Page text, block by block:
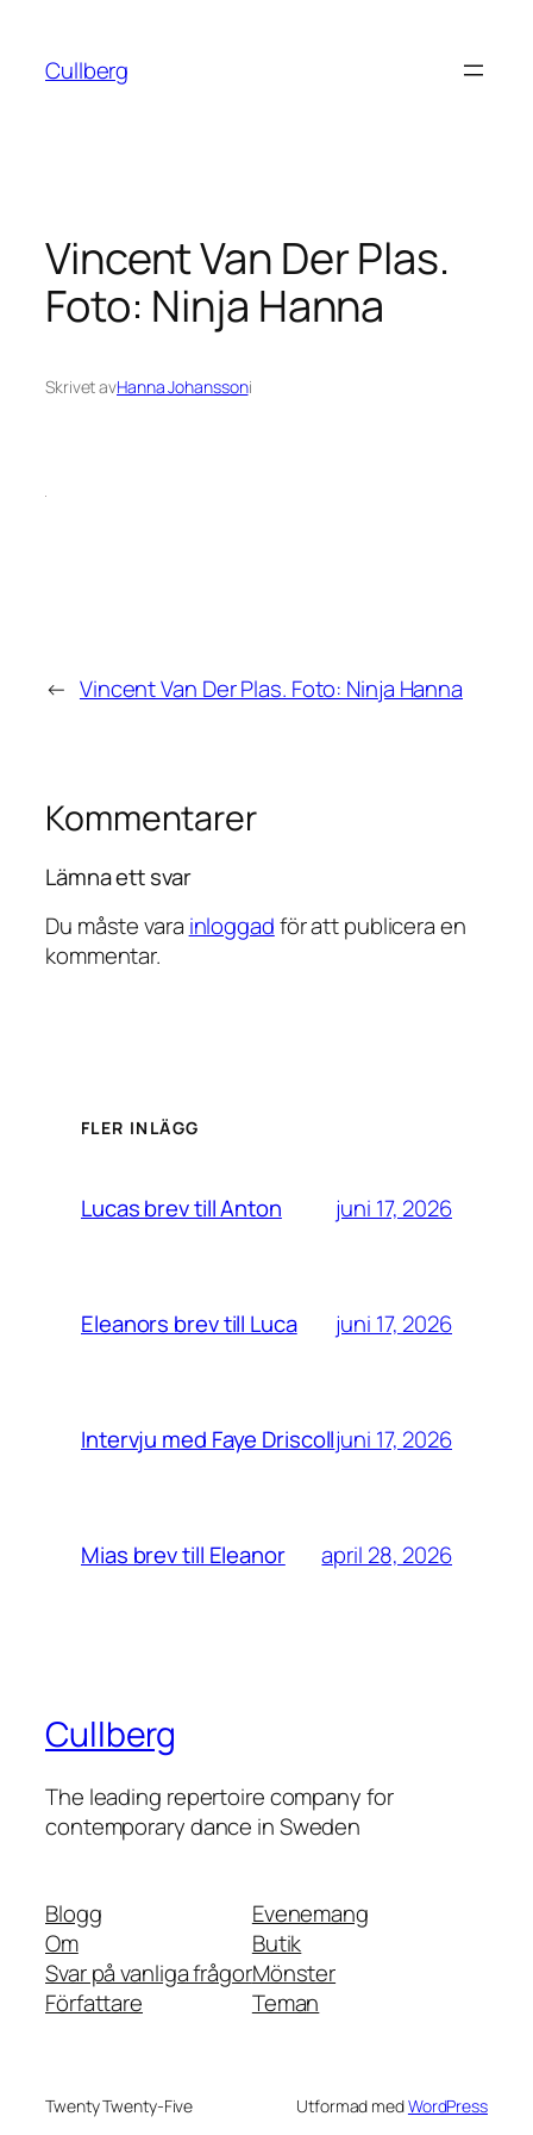
innehåll
Cullberg
Vincent Van Der Plas.
Foto: Ninja Hanna
Skrivet avHanna Johanssoni
← Vincent Van Der Plas. Foto: Ninja Hanna
Kommentarer
Lämna ett svar
Du måste vara inloggadför att publicera en
kommentar.
FLER INLÄGG
Lucas brev till Anton juni 17, 2026
Eleanors brev till Luca juni 17, 2026
Intervju med Faye Driscolljuni 17, 2026
Mias brev till Eleanor april 28, 2026
Cullberg
The leading repertoire company for
contemporary dance in Sweden
Blogg
Om
Svar på vanliga frågor
Författare
Evenemang
Butik
Mönster
Teman
Twenty Twenty-Five Utformad medWordPress